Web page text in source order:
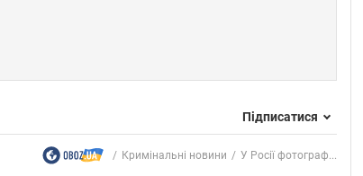
Підписатися
Кримінальні новини У Росії фотограф...